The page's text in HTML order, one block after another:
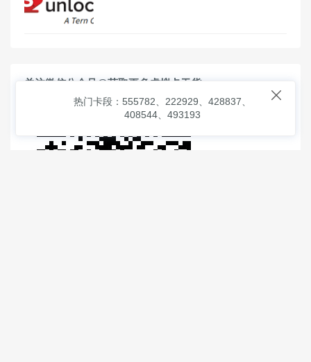
关注微信公众号@获取更多虚拟卡干货

热门卡段：555782、222929、428837、
408544、493193